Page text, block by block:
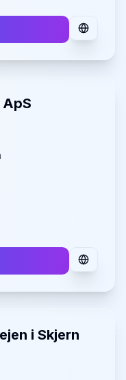
i Skjern